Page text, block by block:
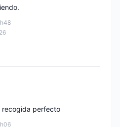
recogida perfecto